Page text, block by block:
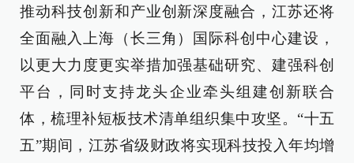
推动科技创新和产业创新深度融合，江苏还将
全面融入上海（长三角）国际科创中心建设，
以更大力度更实举措加强基础研究、建强科创
平台，同时支持龙头企业牵头组建创新联合
体，梳理补短板技术清单组织集中攻坚。“十五
五”期间，江苏省级财政将实现科技投入年均增